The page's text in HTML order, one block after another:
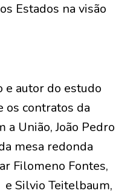
Estados na visão
e autor do estudo
os contratos da
a União, João Pedro
mesa redonda
Filomeno Fontes,
Silvio Teitelbaum,